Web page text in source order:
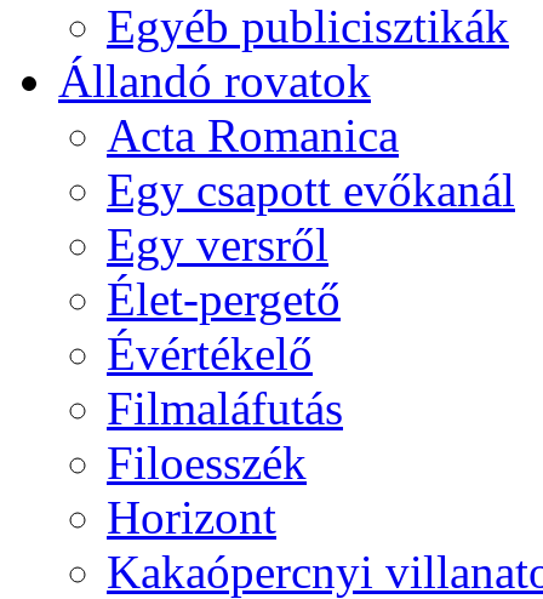
Egyéb publicisztikák
Állandó rovatok
Acta Romanica
Egy csapott evőkanál
Egy versről
Élet-pergető
Évértékelő
Filmaláfutás
Filoesszék
Horizont
Kakaópercnyi